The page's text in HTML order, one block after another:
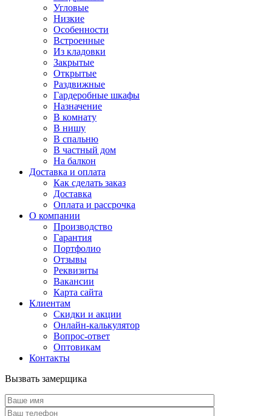
Угловые
Низкие
Особенности
Встроенные
Из кладовки
Закрытые
Открытые
Раздвижные
Гардеробные шкафы
Назначение
В комнату
В нишу
В спальню
В частный дом
На балкон
Доставка и оплата
Как сделать заказ
Доставка
Оплата и рассрочка
О компании
Производство
Гарантия
Портфолио
Отзывы
Реквизиты
Вакансии
Карта сайта
Клиентам
Скидки и акции
Онлайн-калькулятор
Вопрос-ответ
Оптовикам
Контакты
Вызвать замерщика